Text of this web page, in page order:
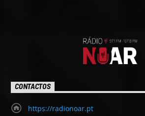
CONTACTOS
https://radionoar.pt